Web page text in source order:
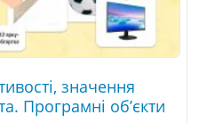
значення
Програмні об’єкти